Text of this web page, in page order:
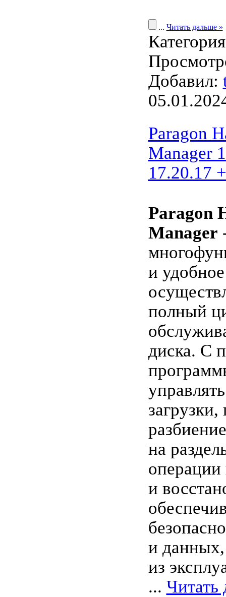
... Читать дальше »
Добавил:
Paragon
Manager
17.20.17
Paragon
Manager
и
полный
диска. С
на
операции
и
и
из
... Читать